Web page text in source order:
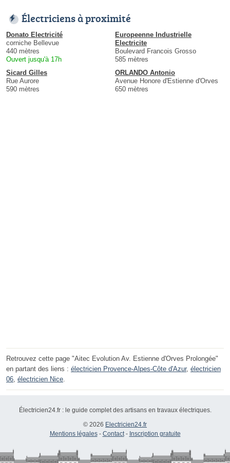
Électriciens à proximité
Donato Electricité
corniche Bellevue
440 mètres
Ouvert jusqu'à 17h
Europeenne Industrielle
Electricite
Boulevard Francois Grosso
585 mètres
Sicard Gilles
Rue Aurore
590 mètres
ORLANDO Antonio
Avenue Honore d'Estienne d'Orves
650 mètres
Retrouvez cette page "Aitec Evolution Av. Estienne d'Orves Prolongée"
en partant des liens : électricien Provence-Alpes-Côte d'Azur, électricien
06 électricien Nice
Électricien24.fr : le guide complet des artisans en travaux électriques.
© 2026 Electricien24.fr
Mentions légales- Contact- Inscription gratuite